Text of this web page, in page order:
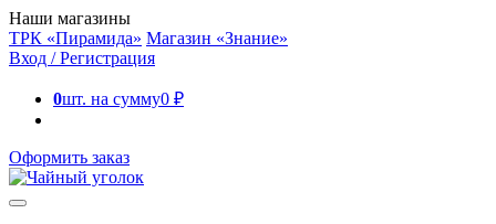
Наши магазины
ТРК «Пирамида» Магазин «Знание»
Вход / Регистрация
0шт. на сумму0 ₽
Оформить заказ